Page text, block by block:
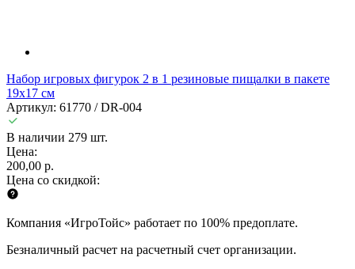
Набор игровых фигурок 2 в 1 резиновые пищалки в пакете
19х17 см
Артикул: 61770 / DR-004
В наличии 279 шт.
Цена:
200,00 р.
Цена со скидкой:
Компания «ИгроТойс» работает по 100% предоплате.
Безналичный расчет на расчетный счет организации.